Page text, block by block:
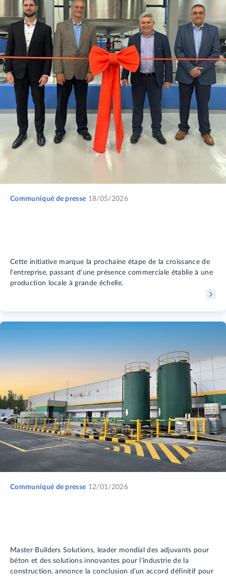
Communiqué de presse 18/05/2026
Cette initiative marque la prochaine étape de la croissance de
l'entreprise, passant d'une présence commerciale établie à une
production locale à grande échelle.
Communiqué de presse 12/01/2026
Master Builders Solutions, leader mondial des adjuvants pour
béton et des solutions innovantes pour l’industrie de la
construction, annonce la conclusion d’un accord définitif pour